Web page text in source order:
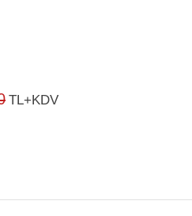
TL+KDV